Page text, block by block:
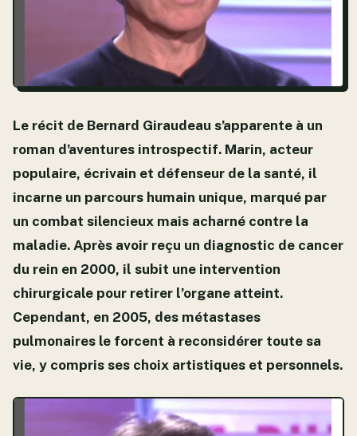
Le récit de Bernard Giraudeau s’apparente à un
roman d’aventures introspectif. Marin, acteur
populaire, écrivain et défenseur de la santé, il
incarne un parcours humain unique, marqué par
un combat silencieux mais acharné contre la
maladie. Après avoir reçu un diagnostic de cancer
du rein en 2000, il subit une intervention
chirurgicale pour retirer l’organe atteint.
Cependant, en 2005, des métastases
pulmonaires le forcent à reconsidérer toute sa
vie, y compris ses choix artistiques et personnels.